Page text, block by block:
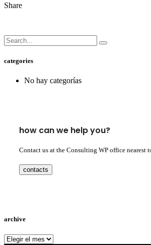
Share
categories
No hay categorías
how can we help you?
Contact us at the Consulting WP office
contacts
archive
archive